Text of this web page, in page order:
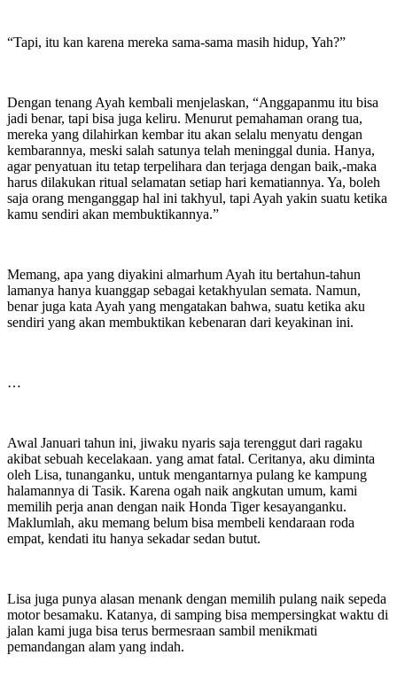
“Tapi, itu kan karena mereka sama-sama masih hidup, Yah?”
Dengan tenang Ayah kembali menjelaskan, “Anggapanmu itu bisa
jadi benar, tapi bisa juga keliru. Menurut pemahaman orang tua,
mereka yang dilahirkan kembar itu akan selalu menyatu dengan
kembarannya, meski salah satunya telah meninggal dunia. Hanya,
agar penyatuan itu tetap terpelihara dan terjaga dengan baik,-maka
harus dilakukan ritual selamatan setiap hari kematiannya. Ya, boleh
saja orang menganggap hal ini takhyul, tapi Ayah yakin suatu ketika
kamu sendiri akan membuktikannya.”
Memang, apa yang diyakini almarhum Ayah itu bertahun-tahun
lamanya hanya kuanggap sebagai ketakhyulan semata. Namun,
benar juga kata Ayah yang mengatakan bahwa, suatu ketika aku
sendiri yang akan membuktikan kebenaran dari keyakinan ini.
…
Awal Januari tahun ini, jiwaku nyaris saja terenggut dari ragaku
akibat sebuah kecelakaan. yang amat fatal. Ceritanya, aku diminta
oleh Lisa, tunanganku, untuk mengantarnya pulang ke kampung
halamannya di Tasik. Karena ogah naik angkutan umum, kami
memilih perja anan dengan naik Honda Tiger kesayanganku.
Maklumlah, aku memang belum bisa membeli kendaraan roda
empat, kendati itu hanya sekadar sedan butut.
Lisa juga punya alasan menank dengan memilih pulang naik sepeda
motor besamaku. Katanya, di samping bisa mempersingkat waktu di
jalan kami juga bisa terus bermesraan sambil menikmati
pemandangan alam yang indah.